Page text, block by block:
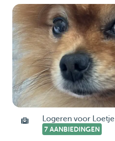
Logeren voor Loetje
7 AANBIEDINGEN